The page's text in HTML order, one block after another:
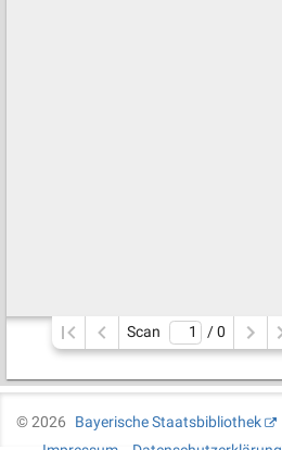
Scan / 0
©2026
Bayerische Staatsbibliothek